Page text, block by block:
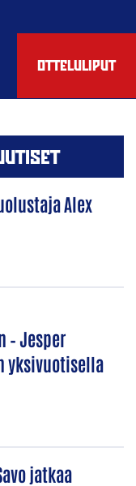
OTTELULIPUT
Alex
– Jesper
yksivuotisella
jatkaa